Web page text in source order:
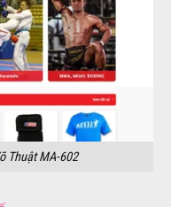
Thuật MA-602